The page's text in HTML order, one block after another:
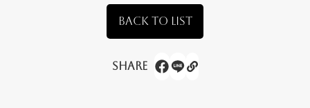
BACK TO LIST
Share